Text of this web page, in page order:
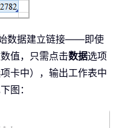
数据建立链接——即使
值，只需点击数据选项
卡中），输出工作表中
图：